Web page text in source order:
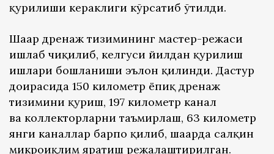
қурилиши кераклиги кўрсатиб ўтилди.
Шаҳар дренаж тизимининг мастер-режаси
ишлаб чиқилиб, келгуси йилдан қурилиш
ишлари бошланиши эълон қилинди. Дастур
доирасида 150 километр ёпиқ дренаж
тизимини қуриш, 197 километр канал
ва коллекторларни таъмирлаш, 63 километр
янги каналлар барпо қилиб, шаҳарда салқин
микроиқлим яратиш режалаштирилган.